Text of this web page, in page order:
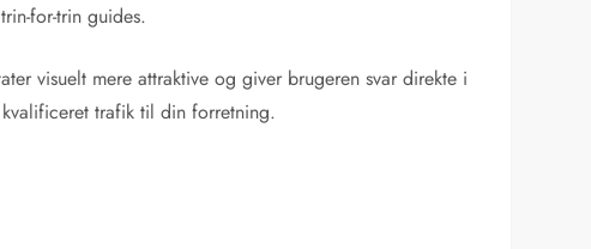
for-trin guides.
visuelt mere attraktive og giver brugeren svar direkte i
trafik til din forretning.